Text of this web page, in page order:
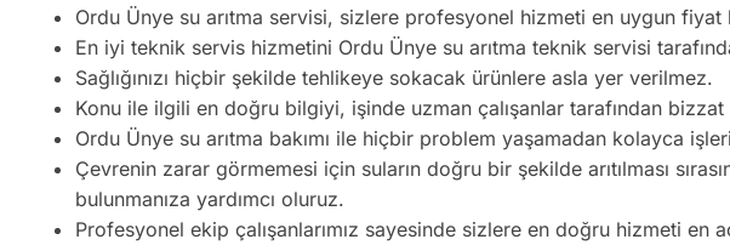
Ordu Ünye su arıtma servisi, sizlere profesyonel hizmeti en uygun fiyat
En iyi teknik servis hizmetini Ordu Ünye su arıtma teknik servisi
Sağlığınızı hiçbir şekilde tehlikeye sokacak ürünlere asla yer verilmez.
Konu ile ilgili en doğru bilgiyi, işinde uzman çalışanlar tarafından
Ordu Ünye su arıtma bakımı ile hiçbir problem yaşamadan kolayca
Çevrenin zarar görmemesi için suların doğru bir şekilde arıtılması
bulunmanıza yardımcı oluruz.
Profesyonel ekip çalışanlarımız sayesinde sizlere en doğru hizmeti en